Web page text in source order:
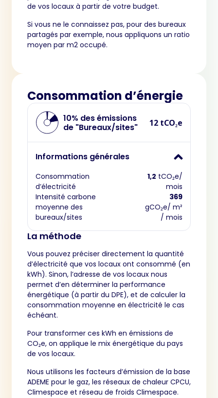
de vos locaux à partir de votre budget.
Si vous ne le connaissez pas, pour des bureaux
partagés par exemple, nous appliquons un ratio
moyen par m2 occupé.
Consommation d’énergie
10% des émissions
de "Bureaux/sites"
12 tCO₂e
Informations générales
Consommation
d’électricité
1,2 tCO₂e/
mois
Intensité carbone
moyenne des
bureaux/sites
369
gCO₂e/ m²
/ mois
La méthode
Vous pouvez préciser directement la quantité
d’électricité que vos locaux ont consommé (en
kWh). Sinon, l’adresse de vos locaux nous
permet d’en déterminer la performance
énergétique (à partir du DPE), et de calculer la
consommation moyenne en électricité le cas
échéant.
Pour transformer ces kWh en émissions de
CO₂e, on applique le mix énergétique du pays
de vos locaux.
Nous utilisons les facteurs d’émission de la base
ADEME pour le gaz, les réseaux de chaleur CPCU,
Climespace et réseau de froids Climespace.